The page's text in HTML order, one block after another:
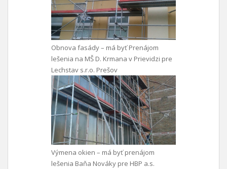
Obnova fasády – má byť Prenájom
lešenia na MŠ D. Krmana v Prievidzi pre
Lechstav s.r.o. Prešov
Výmena okien – má byť prenájom
lešenia Baňa Nováky pre HBP a.s.